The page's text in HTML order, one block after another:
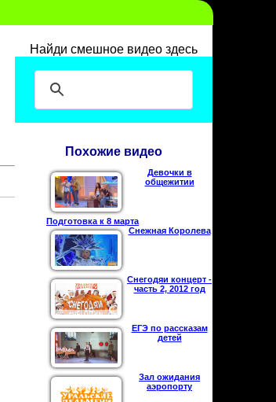
Найди смешное видео здесь
Похожие видео
Девочки в
общежитии
Подготовка к 8 марта
Снежная Королева
Снегодяи концерт -
часть 2, 2012 год
ЕГЭ по рассказам
детей
Зал ожидания
аэропорту